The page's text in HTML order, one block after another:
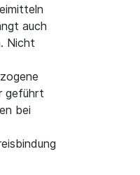
auch
Nicht
geführt
bei